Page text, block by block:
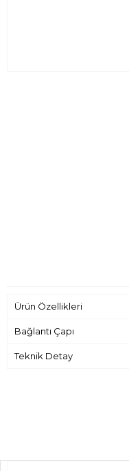
Ürün Özellikleri
Bağlantı Çapı
Teknik Detay